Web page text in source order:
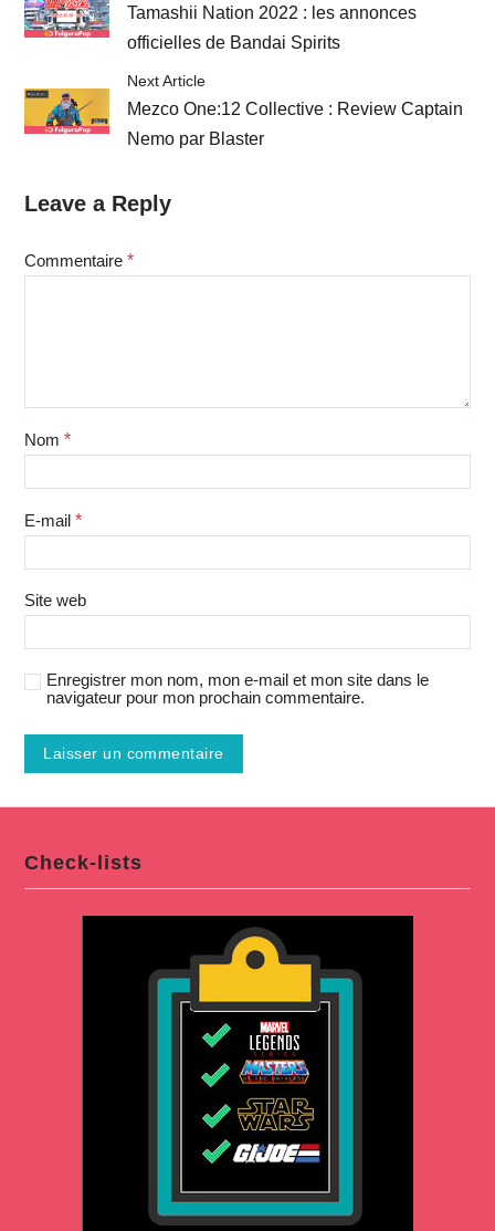
Tamashii Nation 2022 : les annonces
officielles de Bandai Spirits
Next Article
Mezco One:12 Collective : Review Captain
Nemo par Blaster
Leave a Reply
Commentaire *
Nom *
E-mail *
Site web
Enregistrer mon nom, mon e-mail et mon site dans le
navigateur pour mon prochain commentaire.
Check-lists